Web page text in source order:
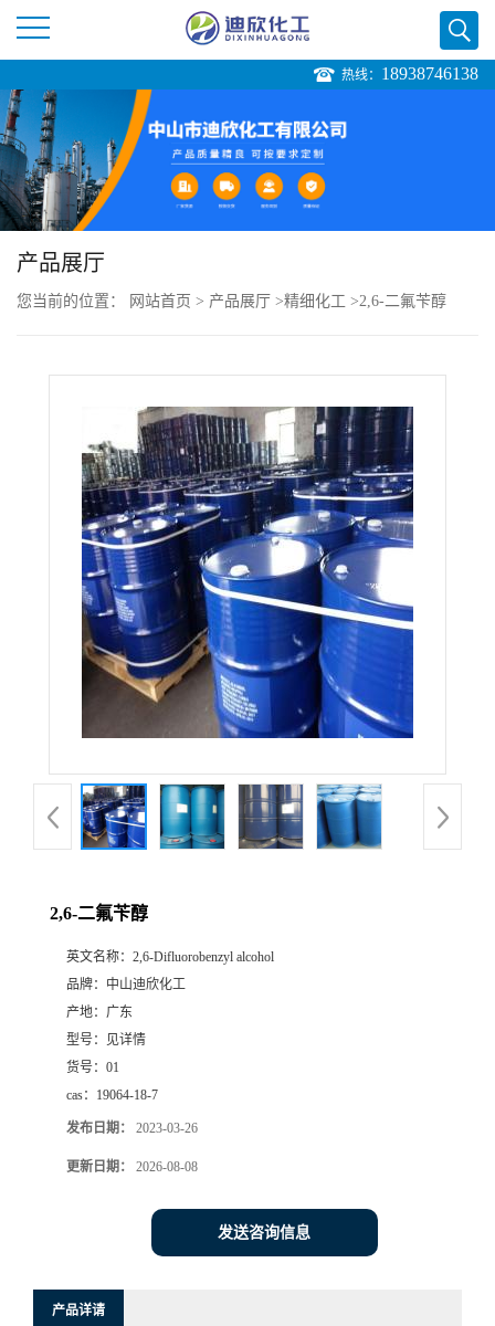
司
首
页
公
厅
热线： 18938746138
产品展厅
您当前的位置： 网站首页 > 产品展厅 >精细化工 >2,6-二氟苄醇
2,6-二氟苄醇
英文名称： 2,6-Difluorobenzyl alcohol
品牌： 中山迪欣化工
产地： 广东
型号：
见详情
货号： 01
cas： 19064-18-7
发布日期： 2023-03-26
更新日期： 2026-08-08
发送咨询信息
产品详请